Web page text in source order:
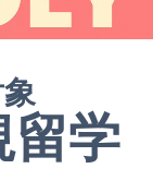
留学